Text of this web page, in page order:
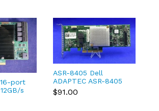
port
s
03-
ASR-8405 Dell
ADAPTEC ASR-8405
TXCMC SAS/SATA
12Gb/s RAID
$91.00